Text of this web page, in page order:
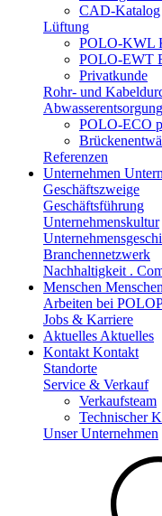
CAD-Katalog
Lüftung
POLO-KWL
POLO-EWT
Privatkunde
Rohr- und
Abwasserentsorgung
POLO-ECO
Referenzen
Unternehmen
Geschäftszweige
Geschäftsführung
Unternehmenskultur
Branchennetzwerk
Nachhaltigkeit .
Menschen Menschen
Arbeiten bei
Jobs & Karriere
Aktuelles Aktuelles
Kontakt Kontakt
Standorte
Service & Verkauf
Verkaufsteam
Technischer
Unser Unternehmen